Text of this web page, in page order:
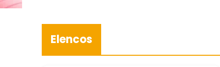
Elencos